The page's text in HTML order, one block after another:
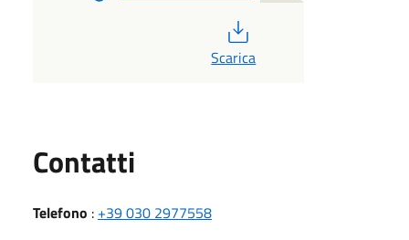
Scarica
Contatti
Telefono : +39 030 2977558